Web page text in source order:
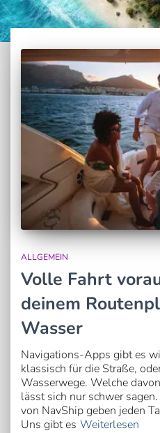
ALLGEMEIN
Volle Fahrt
deinem
Wasser
Navigations-Apps gibt es
klassisch für die Straße,
Wasserwege. Welche
lässt sich nur schwer
von NavShip geben jeden
Uns gibt es Weiterlesen